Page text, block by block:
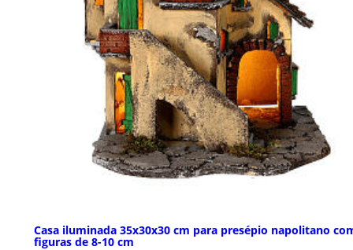
Casa iluminada 35x30x30 cm para presépio napolitano
figuras de 8-10 cm